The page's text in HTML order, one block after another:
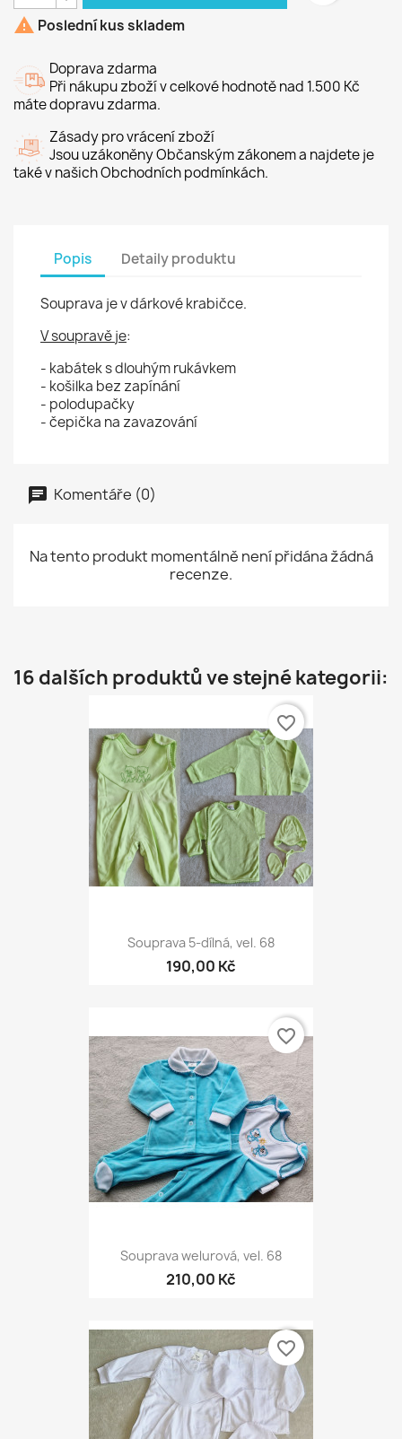
 Poslední kus skladem
Doprava zdarma
Při nákupu zboží v celkové hodnotě nad 1.500 Kč
máte dopravu zdarma.
Zásady pro vrácení zboží
Jsou uzákoněny Občanským zákonem a najdete je
také v našich Obchodních podmínkách.
Popis Detaily produktu
Souprava je v dárkové krabičce.
V soupravě je:
- kabátek s dlouhým rukávkem
- košilka bez zapínání
- polodupačky
- čepička na zavazování
Komentáře (0)
Na tento produkt momentálně není přidána žádná
recenze.
16 dalších produktů ve stejné kategorii:
Souprava 5-dílná, vel. 68
190,00 Kč
favorite_border
Souprava welurová, vel. 68
210,00 Kč
favorite_border
favorite_border